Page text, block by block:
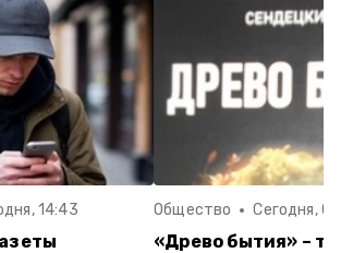
14:43 Общество Сегодня,
«Древо бытия» –